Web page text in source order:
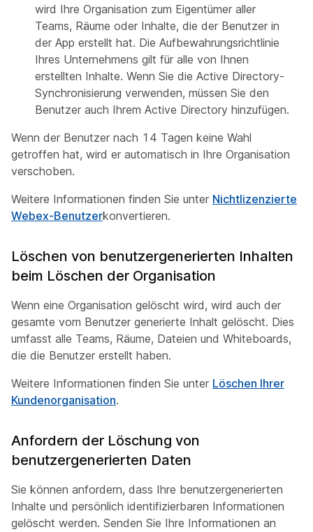
wird Ihre Organisation zum Eigentümer aller
Teams, Räume oder Inhalte, die der Benutzer in
der App erstellt hat. Die Aufbewahrungsrichtlinie
Ihres Unternehmens gilt für alle von Ihnen
erstellten Inhalte. Wenn Sie die Active Directory-
Synchronisierung verwenden, müssen Sie den
Benutzer auch Ihrem Active Directory hinzufügen.
Wenn der Benutzer nach 14 Tagen keine Wahl
getroffen hat, wird er automatisch in Ihre Organisation
verschoben.
Weitere Informationen finden Sie unter Nichtlizenzierte
Webex-Benutzerkonvertieren.
Löschen von benutzergenerierten Inhalten
beim Löschen der Organisation
Wenn eine Organisation gelöscht wird, wird auch der
gesamte vom Benutzer generierte Inhalt gelöscht. Dies
umfasst alle Teams, Räume, Dateien und Whiteboards,
die die Benutzer erstellt haben.
Weitere Informationen finden Sie unter Löschen Ihrer
Kundenorganisation.
Anfordern der Löschung von
benutzergenerierten Daten
Sie können anfordern, dass Ihre benutzergenerierten
Inhalte und persönlich identifizierbaren Informationen
gelöscht werden. Senden Sie Ihre Informationen an